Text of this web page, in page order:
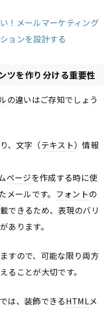
！メールマーケティング
ョンを設計する
ツを作り分ける重要性
の違いはご存知でしょう
、文字（テキスト）情報
ページを作成する時に使
メールです。 フォントの
できるため、表現のバリ
あります。
すので、可能な限り両方
ることが大切です。
は、装飾できるHTMLメ